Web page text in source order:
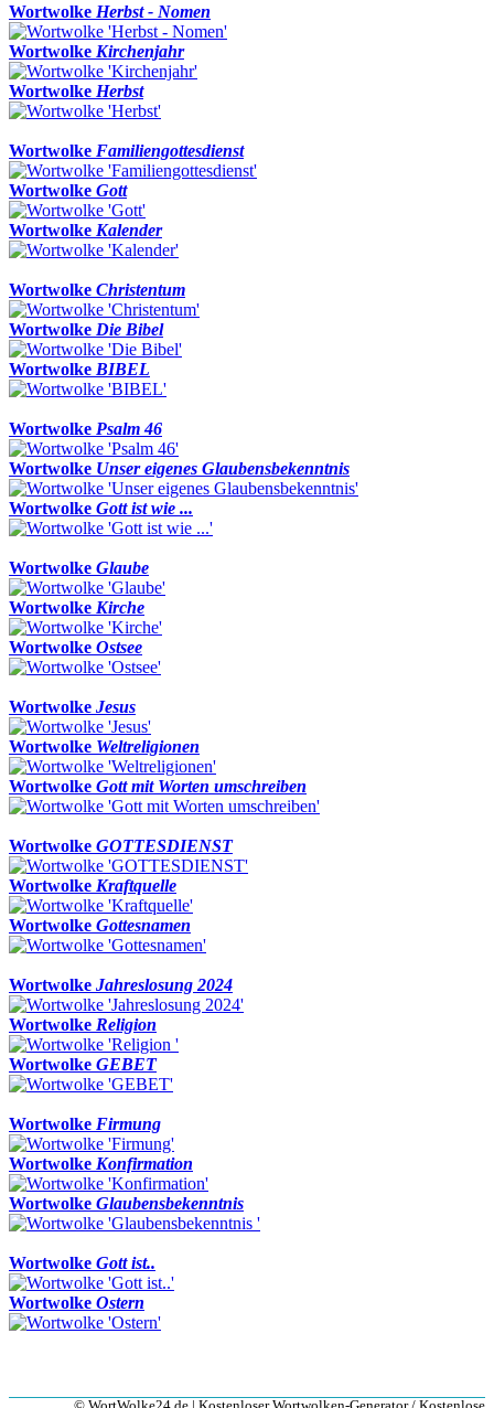
Wortwolke Herbst - Nomen
Wortwolke Kirchenjahr
Wortwolke Herbst
Wortwolke Familiengottesdienst
Wortwolke Gott
Wortwolke Kalender
Wortwolke Christentum
Wortwolke Die Bibel
Wortwolke BIBEL
Wortwolke Psalm 46
Wortwolke Unser eigenes Glaubensbekenntnis
Wortwolke Gott ist wie ...
Wortwolke Glaube
Wortwolke Kirche
Wortwolke Ostsee
Wortwolke Jesus
Wortwolke Weltreligionen
Wortwolke Gott mit Worten umschreiben
Wortwolke GOTTESDIENST
Wortwolke Kraftquelle
Wortwolke Gottesnamen
Wortwolke Jahreslosung 2024
Wortwolke Religion
Wortwolke GEBET
Wortwolke Firmung
Wortwolke Konfirmation
Wortwolke Glaubensbekenntnis
Wortwolke Gott ist..
Wortwolke Ostern